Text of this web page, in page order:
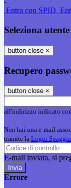
Entra con SPID
Seleziona utente
button close ×
Recupero
button close ×
all'indirizzo indicato
Non hai una e-mail
tramite la Login
E-mail inviata, si
Errore